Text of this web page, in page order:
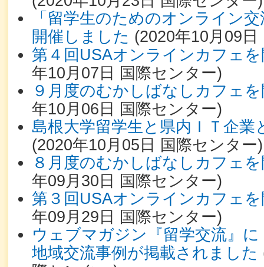
「留学生のためのオンライン
開催しました (2020年10月09日
第４回USAオンラインカフェ
年10月07日 国際センター)
９月度のむかしばなしカフェ
年10月06日 国際センター)
島根大学留学生と県内ＩＴ企業
(2020年10月05日 国際センター)
８月度のむかしばなしカフェ
年09月30日 国際センター)
第３回USAオンラインカフェ
年09月29日 国際センター)
ウェブマガジン『留学交流』
地域交流事例が掲載されました